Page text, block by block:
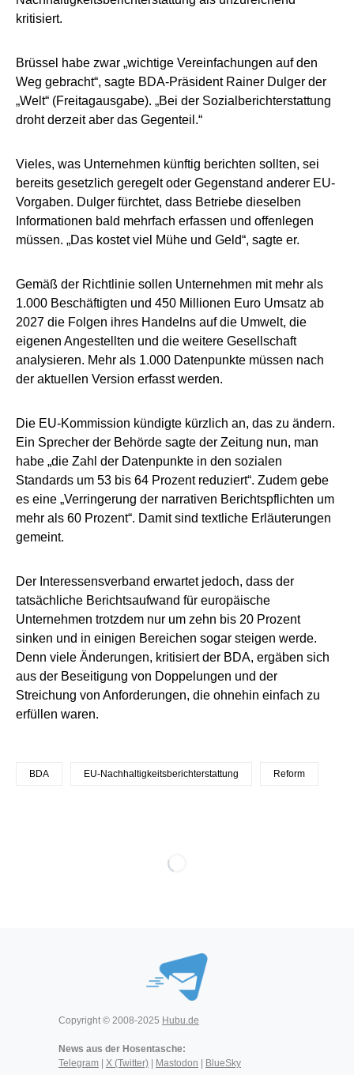
kritisiert.
Brüssel habe zwar „wichtige Vereinfachungen auf den
Weg gebracht“, sagte BDA-Präsident Rainer Dulger der
„Welt“ (Freitagausgabe). „Bei der Sozialberichterstattung
droht derzeit aber das Gegenteil.“
Vieles, was Unternehmen künftig berichten sollten, sei
bereits gesetzlich geregelt oder Gegenstand anderer EU-
Vorgaben. Dulger fürchtet, dass Betriebe dieselben
Informationen bald mehrfach erfassen und offenlegen
müssen. „Das kostet viel Mühe und Geld“, sagte er.
Gemäß der Richtlinie sollen Unternehmen mit mehr als
1.000 Beschäftigten und 450 Millionen Euro Umsatz ab
2027 die Folgen ihres Handelns auf die Umwelt, die
eigenen Angestellten und die weitere Gesellschaft
analysieren. Mehr als 1.000 Datenpunkte müssen nach
der aktuellen Version erfasst werden.
Die EU-Kommission kündigte kürzlich an, das zu ändern.
Ein Sprecher der Behörde sagte der Zeitung nun, man
habe „die Zahl der Datenpunkte in den sozialen
Standards um 53 bis 64 Prozent reduziert“. Zudem gebe
es eine „Verringerung der narrativen Berichtspflichten um
mehr als 60 Prozent“. Damit sind textliche Erläuterungen
gemeint.
Der Interessensverband erwartet jedoch, dass der
tatsächliche Berichtsaufwand für europäische
Unternehmen trotzdem nur um zehn bis 20 Prozent
sinken und in einigen Bereichen sogar steigen werde.
Denn viele Änderungen, kritisiert der BDA, ergäben sich
aus der Beseitigung von Doppelungen und der
Streichung von Anforderungen, die ohnehin einfach zu
erfüllen waren.
BDA EU-Nachhaltigkeitsberichterstattung Reform
Copyright © 2008-2025 Hubu.de
News aus der Hosentasche:
Telegram
X (Twitter) Mastodon BlueSky